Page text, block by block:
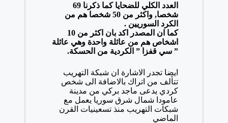
العدد الكلي للضحايا كما ذكرنا 69
شخصا, واكثر من 50 شخصا هم من
الكرد السوريين .
كما ان المصدر اكد بان اكثر من 10
اشخاص هم من عائلة واحدة وهي عائلة
” سي قفزا ” الكردية من الحسكة.
ايضا تجدر الاشارة ان شبكة التهريب
تتألف من اتراك بالاضافة الى شخص
كردي يدعى ماجد بركي من مدينة
عامودا شمال شرق سوريا يعمل مع
شبكات التهريب منذ تسعينيات القرن
الماضي